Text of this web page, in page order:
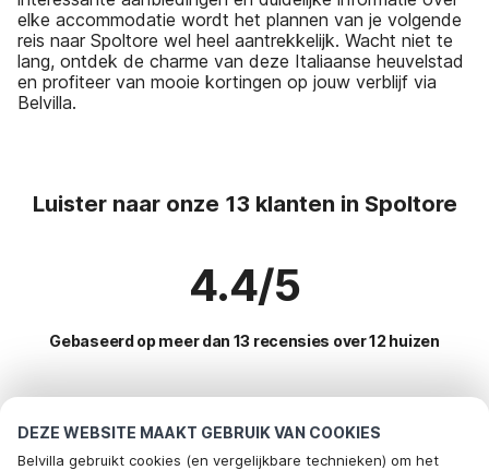
DEZE WEBSITE MAAKT GEBRUIK VAN COOKIES
Belvilla gebruikt cookies (en vergelijkbare technieken) om het
elke accommodatie wordt het plannen van je volgende
reis naar Spoltore wel heel aantrekkelijk. Wacht niet te
lang, ontdek de charme van deze Italiaanse heuvelstad
en profiteer van mooie kortingen op jouw verblijf via
Belvilla.
Luister naar onze 13 klanten in Spoltore
4.4/5
Gebaseerd op meer dan 13 recensies over 12 huizen
Meest populaire bestemmingen voor
vakantie